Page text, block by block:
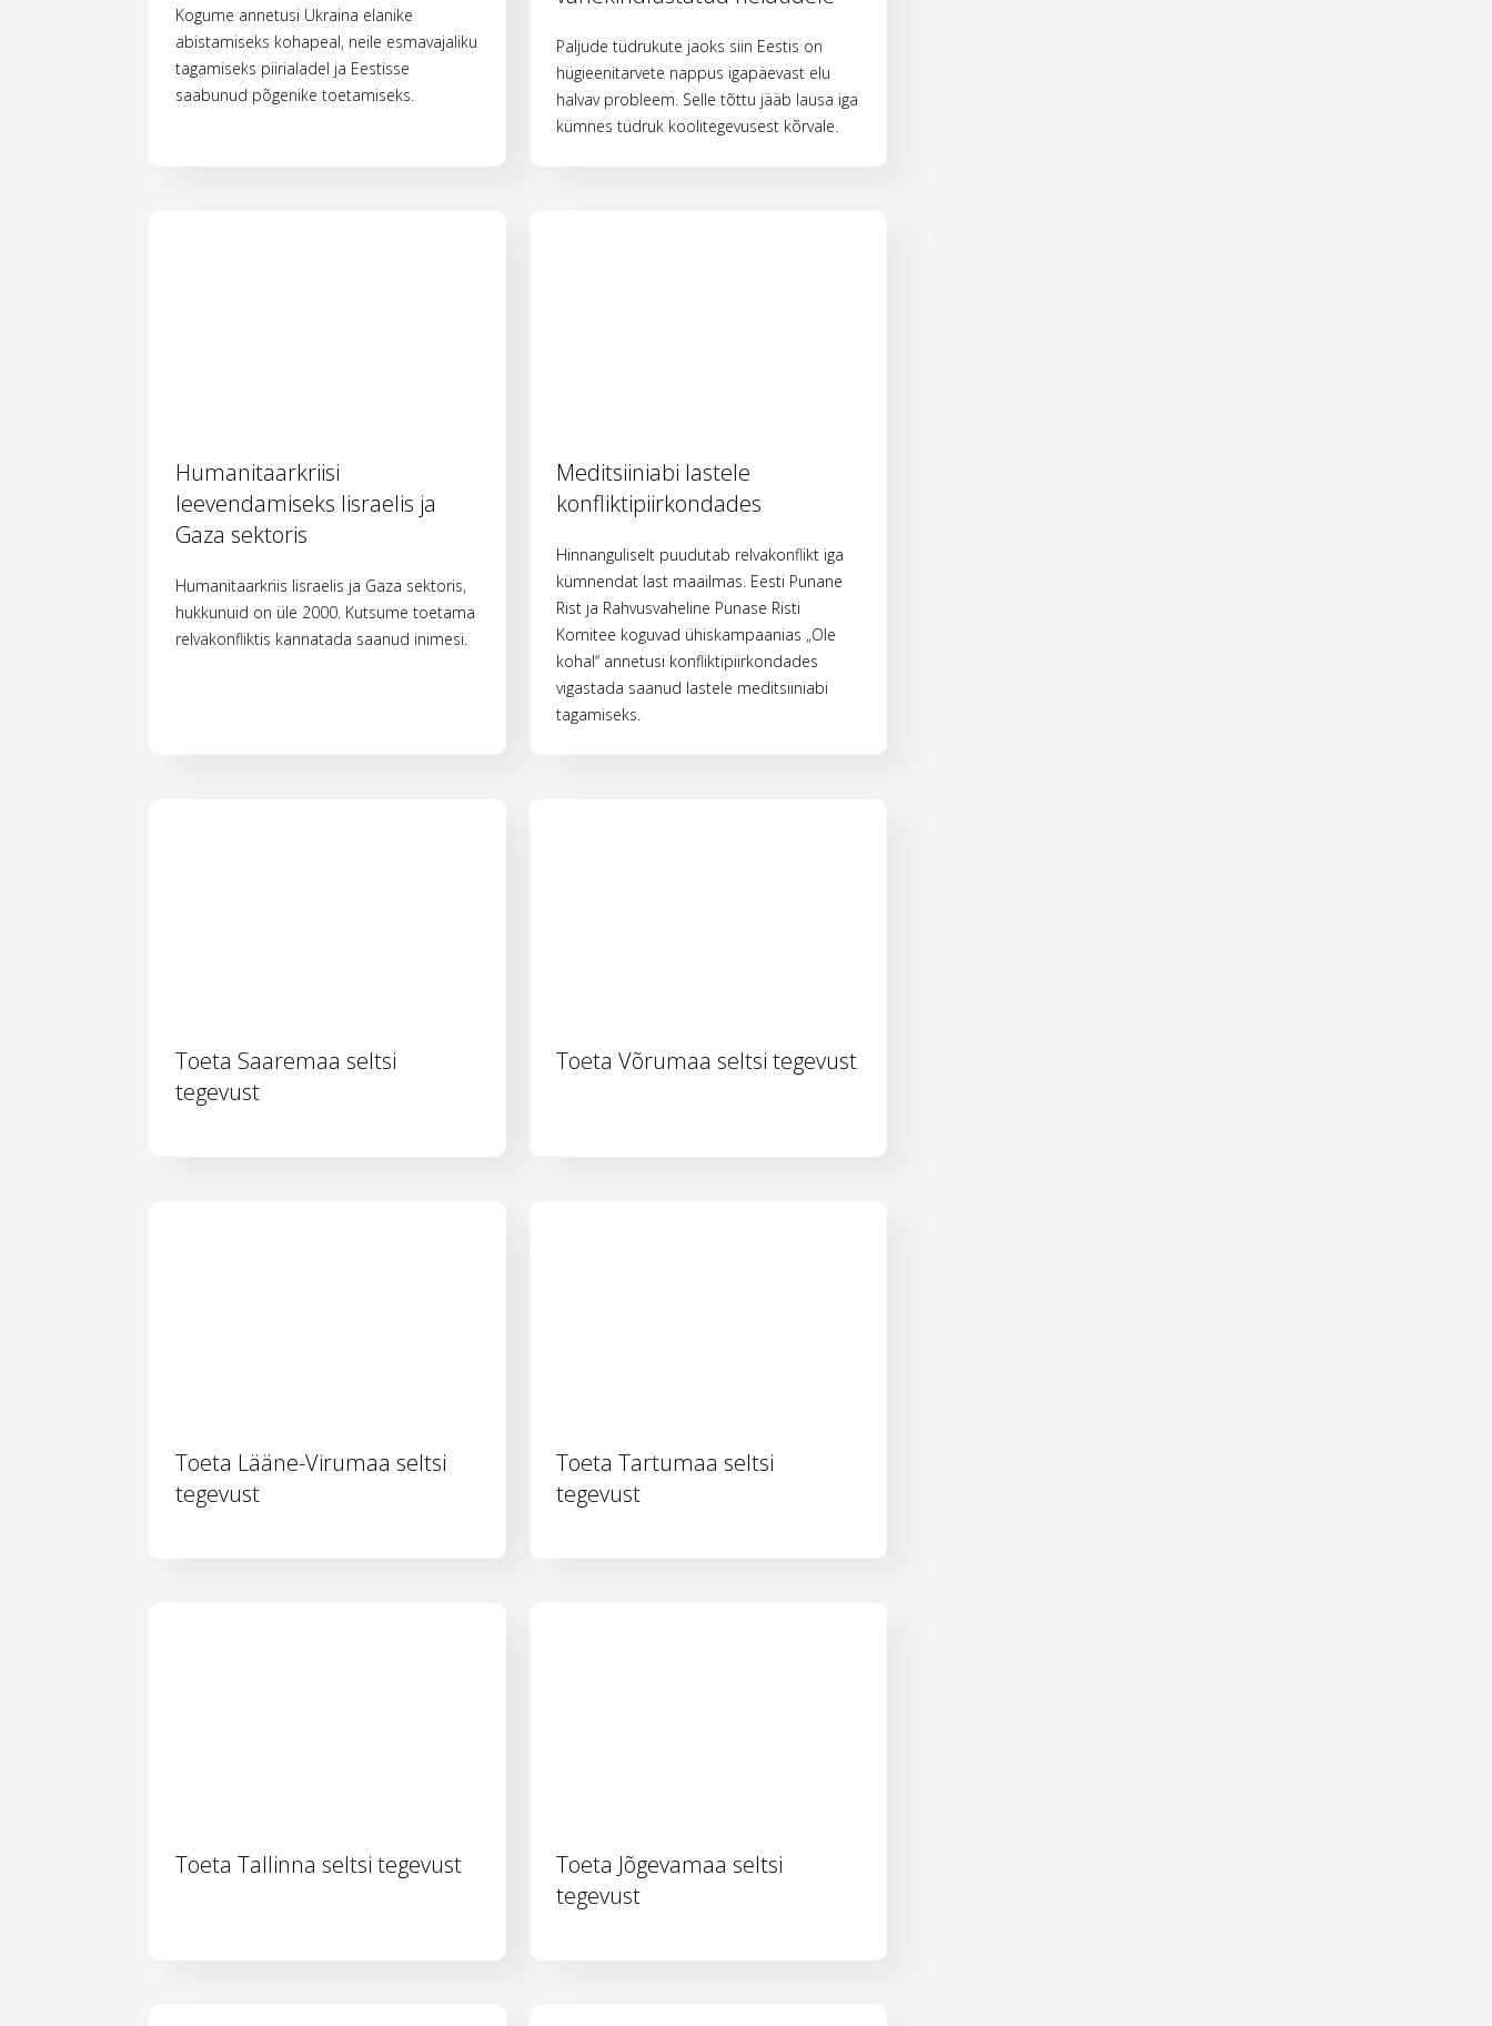
Kogume annetusi Ukraina elanike
abistamiseks kohapeal, neile esmavajaliku
tagamiseks piirialadel ja Eestisse
saabunud põgenike toetamiseks.
Paljude tüdrukute jaoks siin Eestis on
hügieenitarvete nappus igapäevast elu
halvav probleem. Selle tõttu jääb lausa iga
kümnes tüdruk koolitegevusest kõrvale.
Humanitaarkriisi
leevendamiseks Iisraelis ja
Gaza sektoris
Humanitaarkriis Iisraelis ja Gaza sektoris,
hukkunuid on üle 2000. Kutsume toetama
relvakonfliktis kannatada saanud inimesi.
Meditsiiniabi lastele
konfliktipiirkondades
Hinnanguliselt puudutab relvakonflikt iga
kümnendat last maailmas. Eesti Punane
Rist ja Rahvusvaheline Punase Risti
Komitee koguvad ühiskampaanias „Ole
kohal“ annetusi konfliktipiirkondades
vigastada saanud lastele meditsiiniabi
tagamiseks.
Toeta Saaremaa seltsi
tegevust
Toeta Võrumaa seltsi tegevust
Toeta Lääne-Virumaa seltsi
tegevust
Toeta Tartumaa seltsi
tegevust
Toeta Tallinna seltsi tegevust
Toeta Jõgevamaa seltsi
tegevust